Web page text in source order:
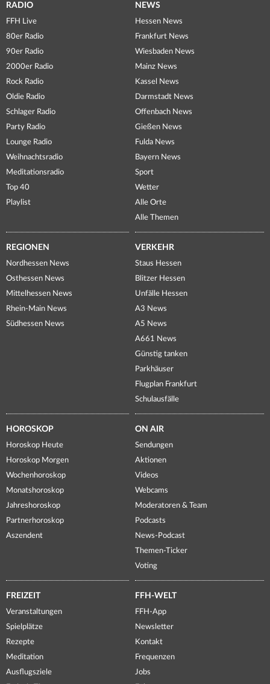
RADIO
FFH Live
80er Radio
90er Radio
2000er Radio
Rock Radio
Oldie Radio
Schlager Radio
Party Radio
Lounge Radio
Weihnachtsradio
Meditationsradio
Top 40
Playlist
NEWS
Hessen News
Frankfurt News
Wiesbaden News
Mainz News
Kassel News
Darmstadt News
Offenbach News
Gießen News
Fulda News
Bayern News
Sport
Wetter
Alle Orte
Alle Themen
REGIONEN
Nordhessen News
Osthessen News
Mittelhessen News
Rhein-Main News
Südhessen News
VERKEHR
Staus Hessen
Blitzer Hessen
Unfälle Hessen
A3 News
A5 News
A661 News
Günstig tanken
Parkhäuser
Flugplan Frankfurt
Schulausfälle
HOROSKOP
Horoskop Heute
Horoskop Morgen
Wochenhoroskop
Monatshoroskop
Jahreshoroskop
Partnerhoroskop
Aszendent
ON AIR
Sendungen
Aktionen
Videos
Webcams
Moderatoren & Team
Podcasts
News-Podcast
Themen-Ticker
Voting
FREIZEIT
Veranstaltungen
Spielplätze
Rezepte
Meditation
Ausflugsziele
FFH-WELT
FFH-App
Newsletter
Kontakt
Frequenzen
Jobs